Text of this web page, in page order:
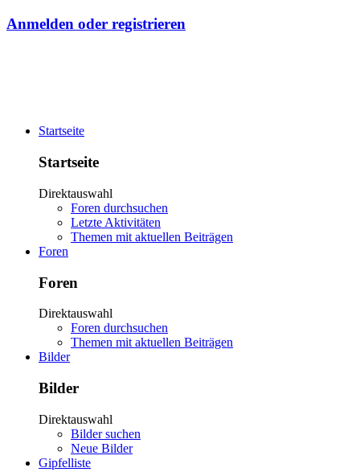
Anmelden oder registrieren
Startseite
Startseite
Direktauswahl
Foren durchsuchen
Letzte Aktivitäten
Themen mit aktuellen Beiträgen
Foren
Foren
Direktauswahl
Foren durchsuchen
Themen mit aktuellen Beiträgen
Bilder
Bilder
Direktauswahl
Bilder suchen
Neue Bilder
Gipfelliste